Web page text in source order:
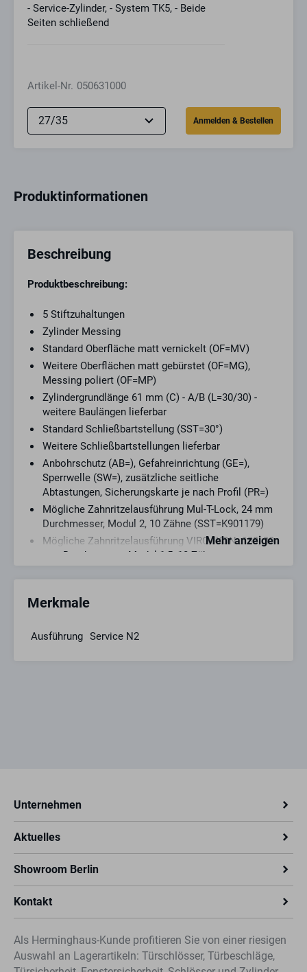
- Service-Zylinder, - System TK5, - Beide
Seiten schließend
Artikel-Nr. 050631000
Produktinformationen
Beschreibung
Mehr anzeigen
Produktbeschreibung:
5 Stiftzuhaltungen
Zylinder Messing
Standard Oberfläche matt vernickelt (OF=MV)
Weitere Oberflächen matt gebürstet (OF=MG),
Messing poliert (OF=MP)
Zylindergrundlänge 61 mm (C) - A/B (L=30/30) -
weitere Baulängen lieferbar
Standard Schließbartstellung (SST=30°)
Weitere Schließbartstellungen lieferbar
Anbohrschutz (AB=), Gefahreinrichtung (GE=),
Sperrwelle (SW=), zusätzliche seitliche
Abtastungen, Sicherungskarte je nach Profil (PR=)
Mögliche Zahnritzelausführung Mul-T-Lock, 24 mm
Durchmesser, Modul 2, 10 Zähne (SST=K901179)
Mögliche Zahnritzelausführung VIRO/IKON .138, 30
mm Durchmesser, Modul 1,5, 18 Zähne
Durchmesser, Modul 1,5 , 14 Zähne (SST=K901293)
Durchmesser, Modul 1,5 , 16 Zähne (SST=K901188)
1 Profil-Doppelzylinder
3 Neusilberschlüssel
1 Stulpschraube M5 x 85 mm
Merkmale
Ausführung Service N2
Unternehmen
Aktuelles
Showroom Berlin
Kontakt
Als Herminghaus-Kunde profitieren Sie von einer riesigen
Auswahl an Lagerartikeln: Türschlösser, Türbeschläge,